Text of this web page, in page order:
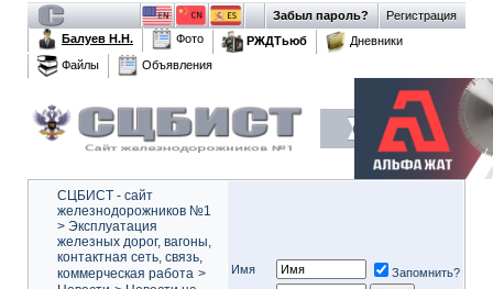
Регистрация
Забыл пароль?
Балуев Н.Н.
Фото РЖДТьюб
Дневники
Файлы
Объявления
СЦБИСТ - сайт
железнодорожников №1
> Эксплуатация
железных дорог, вагоны,
контактная сеть, связь,
коммерческая работа >
Имя
Запомнить?